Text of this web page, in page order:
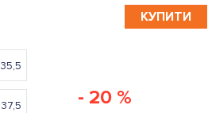
35,5
37,5
КУПИТИ
- 20 %